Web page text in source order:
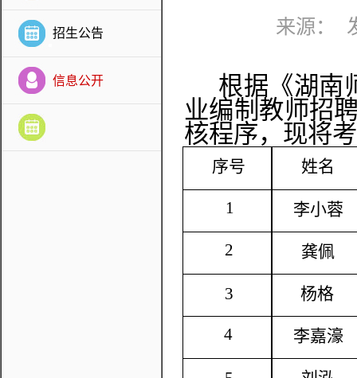
招生公告
信息公开
来源：
根据《湖南
业编制教师招
核程序，现将
序号 姓名
1 李小蓉
2 龚佩
3 杨格
4 李嘉濠